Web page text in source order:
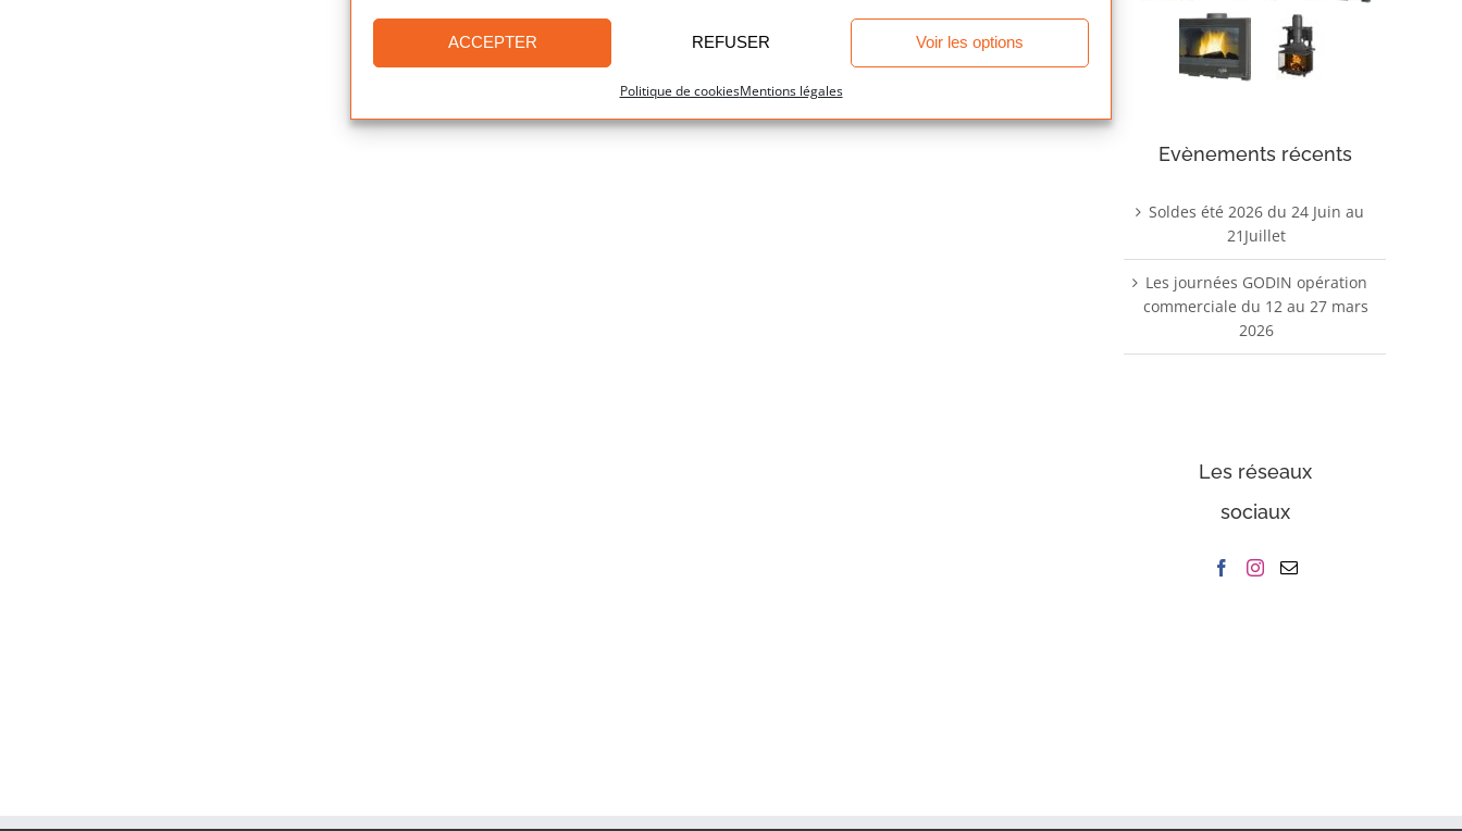
ACCEPTER REFUSER Voir les options
Politique de cookiesMentions légales
Evènements récents
Soldes été 2026 du 24 Juin au
21Juillet
Les journées GODIN opération
commerciale du 12 au 27 mars
2026
Les réseaux
sociaux